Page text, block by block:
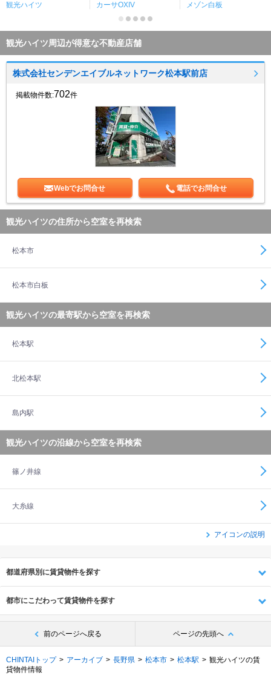
観光ハイツ カーサOXIV メゾン白板
観光ハイツ周辺が得意な不動産店舗
株式会社センデンエイブルネットワーク松本駅前店
掲載物件数:702件
Webでお問合せ 電話でお問合せ
観光ハイツの住所から空室を再検索
松本市
松本市白板
観光ハイツの最寄駅から空室を再検索
松本駅
北松本駅
島内駅
観光ハイツの沿線から空室を再検索
篠ノ井線
大糸線
アイコンの説明
都道府県別に賃貸物件を探す
都市にこだわって賃貸物件を探す
前のページへ戻る ページの先頭へ
CHINTAIトップ アーカイブ 長野県 松本市 松本駅
観光ハイツの賃
貸物件情報